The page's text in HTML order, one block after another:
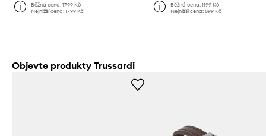
Běžná cena:1799 Kč
Nejnižší cena:1799 Kč
Běžná cena: 1199 Kč
Nejnižší cena: 899 Kč
Objevte produkty Trussardi